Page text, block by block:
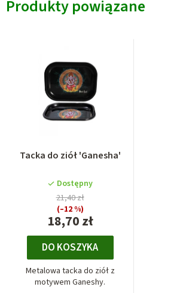
Produkty powiązane
Tacka do ziół 'Ganesha'
Dostępny
18,70 zł
21,40 zł
(–12 %)
DO KOSZYKA
Metalowa tacka do ziół z
motywem Ganeshy.